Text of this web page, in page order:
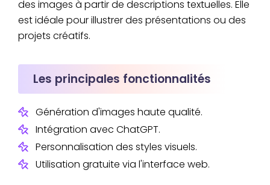
des images à partir de descriptions textuelles. Elle
est idéale pour illustrer des présentations ou des
projets créatifs.
Les principales fonctionnalités
Génération d'images haute qualité.
Intégration avec ChatGPT.
Personnalisation des styles visuels.
Utilisation gratuite via l'interface web.